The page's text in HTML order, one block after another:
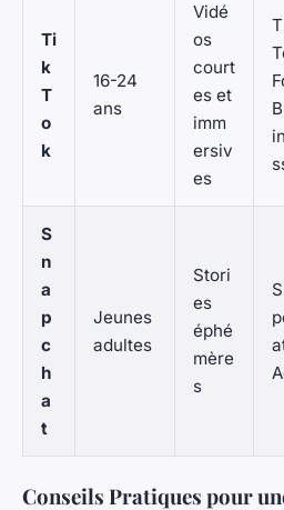
Ti
k
T
o
k
16-24
ans
Vidé
os
court
es et
imm
ersiv
es
S
n
a
p
c
h
a
t
Jeunes
adultes
Stori
es
éphé
mère
s
Conseils Pratiques pour